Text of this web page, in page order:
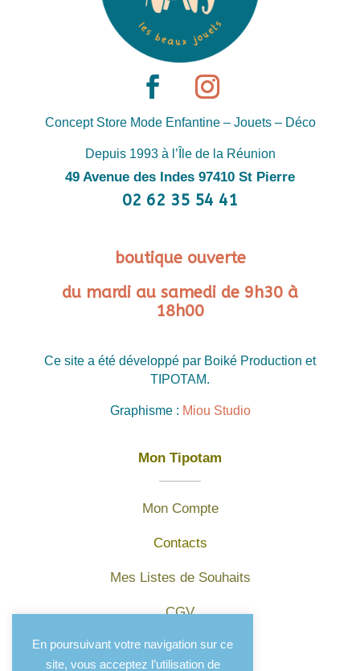
Concept Store Mode Enfantine – Jouets – Déco
Depuis 1993 à l’Île de la Réunion
49 Avenue des Indes 97410 St Pierre
02 62 35 54 41
boutique ouverte
du mardi au samedi de 9h30 à
18h00
Ce site a été développé par Boiké Production et
TIPOTAM.
Graphisme : Miou Studio
Mon Tipotam
Mon Compte
Contacts
Mes Listes de Souhaits
CGV
Mentions légales
En poursuivant votre navigation sur ce
site, vous acceptez l’utilisation de